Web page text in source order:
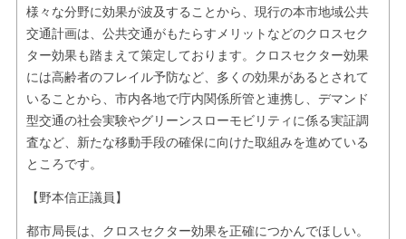
様々な分野に効果が波及することから、現行の本市地域公共
交通計画は、公共交通がもたらすメリットなどのクロスセク
ター効果も踏まえて策定しております。クロスセクター効果
には高齢者のフレイル予防など、多くの効果があるとされて
いることから、市内各地で庁内関係所管と連携し、デマンド
型交通の社会実験やグリーンスローモビリティに係る実証調
査など、新たな移動手段の確保に向けた取組みを進めている
ところです。
【野本信正議員】
都市局長は、クロスセクター効果を正確につかんでほしい。